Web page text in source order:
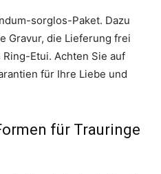
sorglos-Paket. Dazu
Gravur, die Lieferung frei
Etui. Achten Sie auf
für Ihre Liebe und
für Trauringe